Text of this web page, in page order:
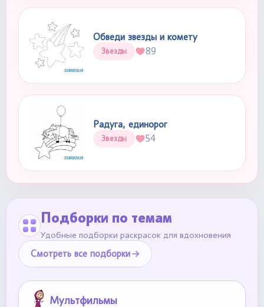
Обведи звезды и комету
Звезды 89
Радуга, единорог
Звезды 54
Подборки по темам
Удобные подборки раскрасок для вдохновения
Смотреть все подборки
Мультфильмы